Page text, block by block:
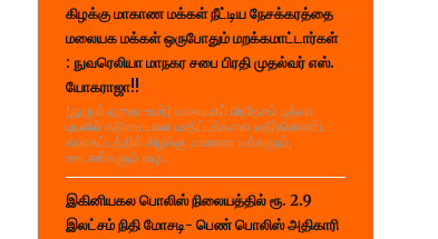
கிழக்கு மாகாண மக்கள் நீட்டிய நேசக்கரத்தை
மலையக மக்கள் ஒருபோதும் மறக்கமாட்டார்கள்
: நுவரெலியா மாநகர சபை பிரதி முதல்வர் எஸ்.
யோகராஜா!!
(நூருல் ஹுதா உமர்) மலையகப் பிரதேசம் டித்வா
புயலில் கடுமையான பாதிப்புக்களை எதிர்கொண்ட
காலகட்டத்தில் கிழக்கு மாகாண மக்களும்,
ஊடகங்களும் வழ...
இகினியகல பொலிஸ் நிலையத்தில் ரூ. 2.9
இலட்சம் நிதி மோசடி- பெண் பொலிஸ் அதிகாரி